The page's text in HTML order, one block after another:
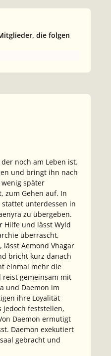
die folgen
noch am Leben ist.
und bringt ihn nach
später
zum Gehen auf. In
unterdessen in
zu übergeben.
Hilfe und lässt Wyld
überrascht,
Aemond Vhagar
bricht kurz danach
einmal mehr die
reist gemeinsam mit
und Daemon im
ihre Loyalität
jedoch feststellen,
Daemon ermutigt
Daemon exekutiert
gebracht und